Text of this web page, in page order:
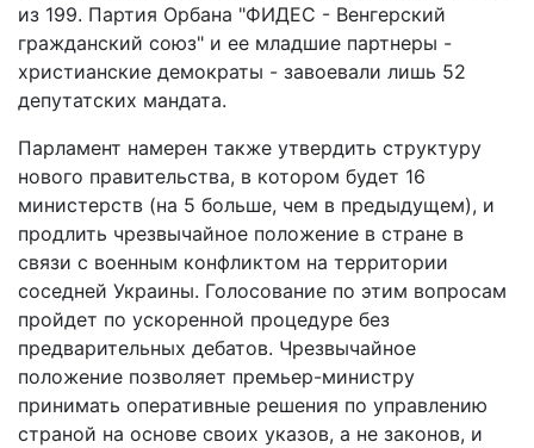
из 199. Партия Орбана "ФИДЕС - Венгерский
гражданский союз" и ее младшие партнеры -
христианские демократы - завоевали лишь 52
депутатских мандата.
Парламент намерен также утвердить структуру
нового правительства, в котором будет 16
министерств (на 5 больше, чем в предыдущем), и
продлить чрезвычайное положение в стране в
связи с военным конфликтом на территории
соседней Украины. Голосование по этим вопросам
пройдет по ускоренной процедуре без
предварительных дебатов. Чрезвычайное
положение позволяет премьер-министру
принимать оперативные решения по управлению
страной на основе своих указов, а не законов, и